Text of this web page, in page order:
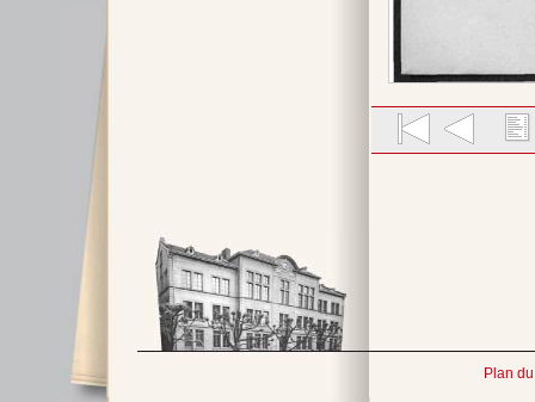
Plan